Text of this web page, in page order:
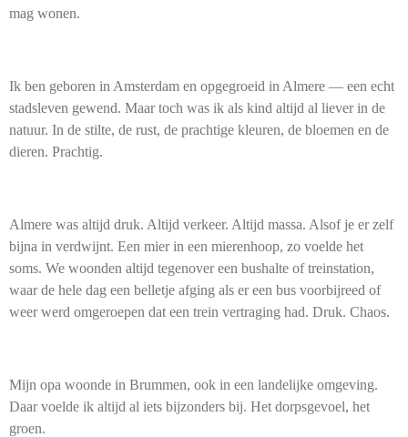
mag wonen.
Ik ben geboren in Amsterdam en opgegroeid in Almere — een echt
stadsleven gewend. Maar toch was ik als kind altijd al liever in de
natuur. In de stilte, de rust, de prachtige kleuren, de bloemen en de
dieren. Prachtig.
Almere was altijd druk. Altijd verkeer. Altijd massa. Alsof je er zelf
bijna in verdwijnt. Een mier in een mierenhoop, zo voelde het
soms. We woonden altijd tegenover een bushalte of treinstation,
waar de hele dag een belletje afging als er een bus voorbijreed of
weer werd omgeroepen dat een trein vertraging had. Druk. Chaos.
Mijn opa woonde in Brummen, ook in een landelijke omgeving.
Daar voelde ik altijd al iets bijzonders bij. Het dorpsgevoel, het
groen.